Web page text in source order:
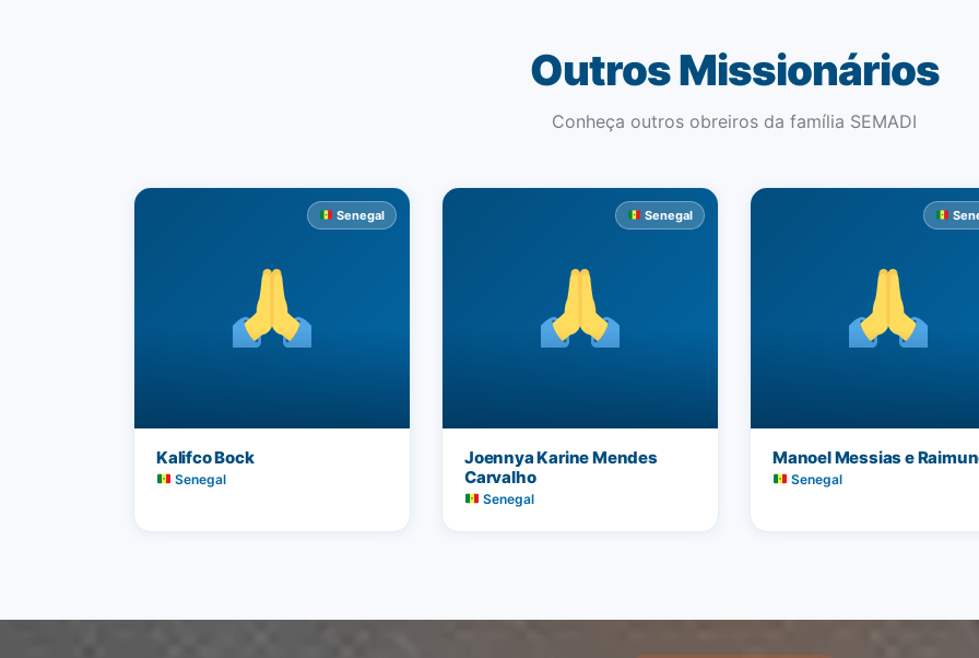
Outros Missionários
Conheça outros obreiros da família SEMADI
Senegal
Kalifco Bock
Senegal
Senegal
Joennya Karine Mendes
Carvalho
Senegal
Manoel Messias e
Senegal